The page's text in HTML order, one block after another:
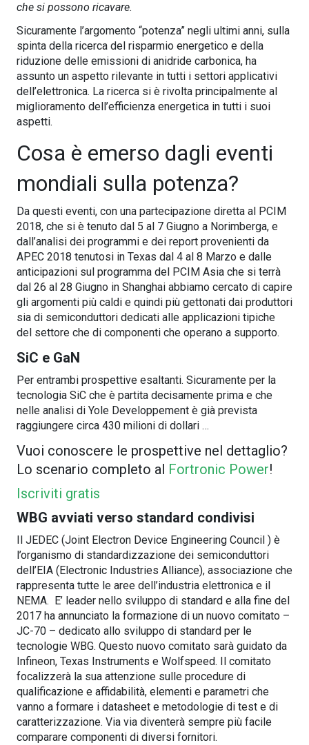
che si possono ricavare.
Sicuramente l’argomento “potenza” negli ultimi anni, sulla
spinta della ricerca del risparmio energetico e della
riduzione delle emissioni di anidride carbonica, ha
assunto un aspetto rilevante in tutti i settori applicativi
dell’elettronica. La ricerca si è rivolta principalmente al
miglioramento dell’efficienza energetica in tutti i suoi
aspetti.
Cosa è emerso dagli eventi
mondiali sulla potenza?
Da questi eventi, con una partecipazione diretta al PCIM
2018, che si è tenuto dal 5 al 7 Giugno a Norimberga, e
dall’analisi dei programmi e dei report provenienti da
APEC 2018 tenutosi in Texas dal 4 al 8 Marzo e dalle
anticipazioni sul programma del PCIM Asia che si terrà
dal 26 al 28 Giugno in Shanghai abbiamo cercato di capire
gli argomenti più caldi e quindi più gettonati dai produttori
sia di semiconduttori dedicati alle applicazioni tipiche
del settore che di componenti che operano a supporto.
SiC e GaN
Per entrambi prospettive esaltanti. Sicuramente per la
tecnologia SiC che è partita decisamente prima e che
nelle analisi di Yole Developpement è già prevista
raggiungere circa 430 milioni di dollari …
Vuoi conoscere le prospettive nel dettaglio?
Lo scenario completo al Fortronic Power!
Iscriviti gratis
WBG avviati verso standard condivisi
Il JEDEC (Joint Electron Device Engineering Council ) è
l’organismo di standardizzazione dei semiconduttori
dell’EIA (Electronic Industries Alliance), associazione che
rappresenta tutte le aree dell’industria elettronica e il
NEMA. E’ leader nello sviluppo di standard e alla fine del
2017 ha annunciato la formazione di un nuovo comitato –
JC-70 – dedicato allo sviluppo di standard per le
tecnologie WBG. Questo nuovo comitato sarà guidato da
Infineon, Texas Instruments e Wolfspeed. Il comitato
focalizzerà la sua attenzione sulle procedure di
qualificazione e affidabilità, elementi e parametri che
vanno a formare i datasheet e metodologie di test e di
caratterizzazione. Via via diventerà sempre più facile
comparare componenti di diversi fornitori.